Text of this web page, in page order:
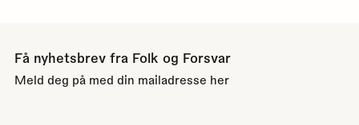
Få nyhetsbrev fra Folk og Forsvar
Meld deg på med din mailadresse her